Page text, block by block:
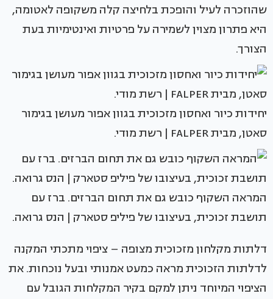
שהוזכרה לעיל והופכת בלחיצה קלה משקופה לאטומה,
היא פתרון מצוין לשמירה על פרטיות ואינטימיות בעת
הצורך.
יחידות כיור ואחסון מזכוכית בגוון אפור מעושן בגימור
סאטן, מבית FALPER | רשת מודי.
המראה השקוף כובש גם את תחום הברזים. ברז עם
תושבת זכוכית, בעיצובו של פיליפ סטארק | הנס גרואה.
דלתות מקלחון מזכוכית מצופה – ציפוי מתכתי המקנה
לדלתות הזכוכית מראה כמעט אמנותי ובעל נוכחות. את
הציפוי המיוחד ניתן למקם בקיר המקלחות הגובל עם